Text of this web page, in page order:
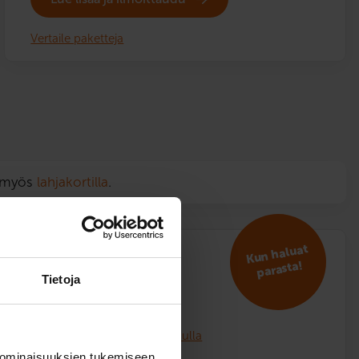
Tietoja
Vertaile paketteja
lahjakortilla
Kun haluat
parasta!
2 399 €
Voit maksaa myös osamaksulla